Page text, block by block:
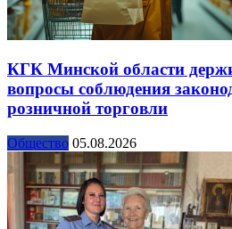
КГК Минской области
вопросы соблюдения
розничной торговли
Общество 05.08.2026